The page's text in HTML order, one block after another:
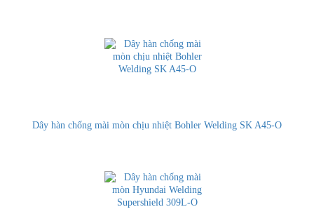
Dây hàn chống mài mòn chịu nhiệt Bohler Welding SK A45-O